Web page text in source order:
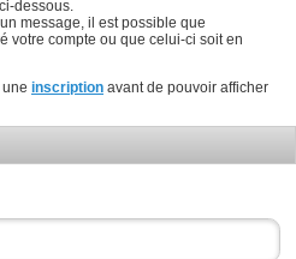
dessous.
message, il est possible que
votre compte ou que celui-ci soit en
inscription avant de pouvoir afficher